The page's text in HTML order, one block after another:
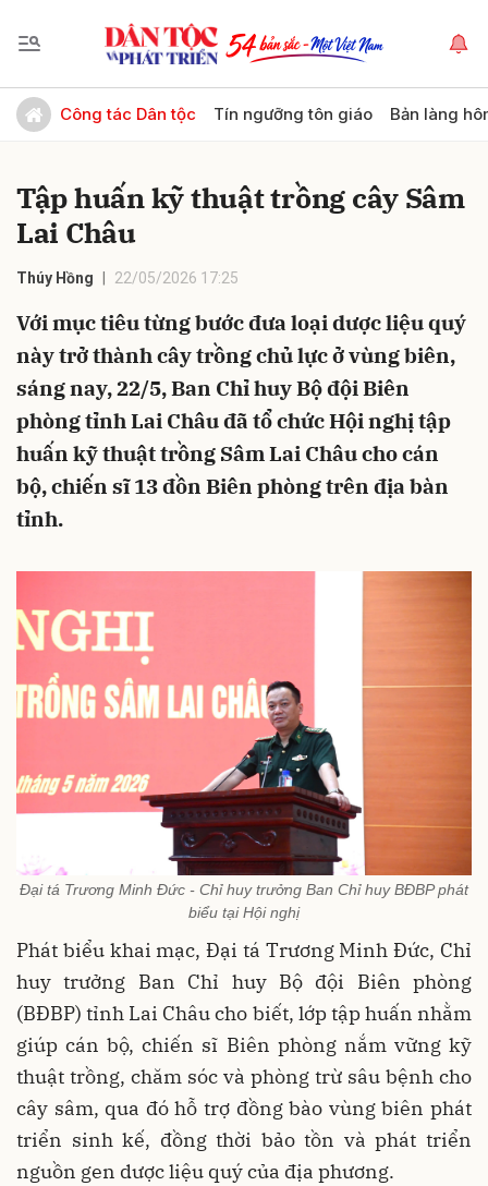
Công tác Dân tộc Tín ngưỡng tôn giáo Bản làng
Tập huấn kỹ thuật trồng cây Sâm
Lai Châu
Thúy Hồng 22/05/2026 17:25
Với mục tiêu từng bước đưa loại dược liệu quý
này trở thành cây trồng chủ lực ở vùng biên,
sáng nay, 22/5, Ban Chỉ huy Bộ đội Biên
phòng tỉnh Lai Châu đã tổ chức Hội nghị tập
huấn kỹ thuật trồng Sâm Lai Châu cho cán
bộ, chiến sĩ 13 đồn Biên phòng trên địa bàn
tỉnh.
Đại tá Trương Minh Đức - Chỉ huy trưởng Ban Chỉ huy BĐBP phát
biểu tại Hội nghị
Phát biểu khai mạc, Đại tá Trương Minh Đức, Chỉ
huy trưởng Ban Chỉ huy Bộ đội Biên phòng
(BĐBP) tỉnh Lai Châu cho biết, lớp tập huấn nhằm
giúp cán bộ, chiến sĩ Biên phòng nắm vững kỹ
thuật trồng, chăm sóc và phòng trừ sâu bệnh cho
cây sâm, qua đó hỗ trợ đồng bào vùng biên phát
triển sinh kế, đồng thời bảo tồn và phát triển
nguồn gen dược liệu quý của địa phương.
Gửi bình luận
Hủy Gửi